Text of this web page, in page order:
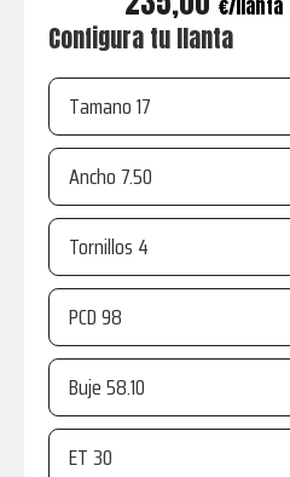
€
Configura tu llanta
Tamano
Ancho
Tornillos
PCD
Buje
ET